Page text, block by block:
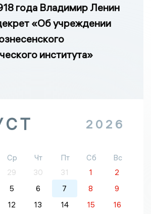
года Владимир Ленин
«Об учреждении
института»
2026
Ср Чт Пт Сб
Вс
29 30 31 1
2
5 6 7 8
9
12 13 14 15
16